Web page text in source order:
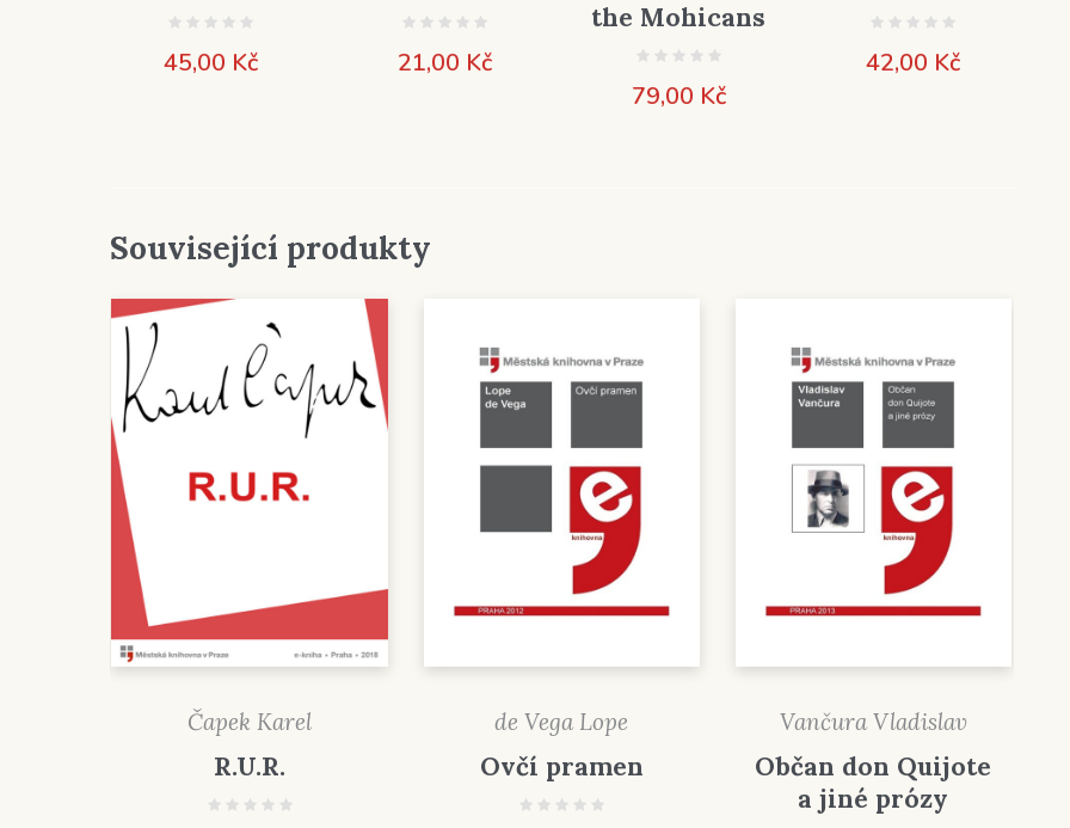
45,00 Kč 21,00 Kč
the Mohicans
79,00 Kč
42,00 Kč
Související produkty
Čapek Karel
R.U.R.
de Vega Lope
Ovčí pramen
Vančura Vladislav
Občan don Quijote
a jiné prózy